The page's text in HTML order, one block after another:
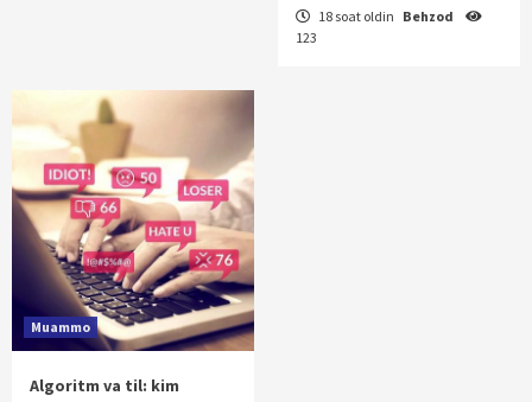
18 soat oldin Behzod
123
Muammo
Algoritm va til: kim